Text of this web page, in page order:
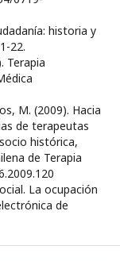
historia y
22.
Terapia
M. (2009). Hacia
de terapeutas
histórica,
de Terapia
La ocupación
de